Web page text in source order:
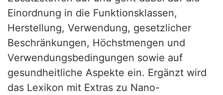
Einordnung in die Funktionsklassen,
Herstellung, Verwendung, gesetzlicher
Beschränkungen, Höchstmengen und
Verwendungsbedingungen sowie auf
gesundheitliche Aspekte ein. Ergänzt wird
das Lexikon mit Extras zu Nano-